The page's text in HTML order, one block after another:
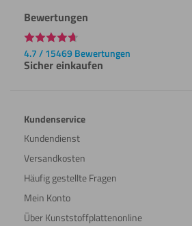
Bewertungen
4.7 / 15469 Bewertungen
Sicher einkaufen
Kundenservice
Kundendienst
Versandkosten
Häufig gestellte Fragen
Mein Konto
Über Kunststoffplattenonline